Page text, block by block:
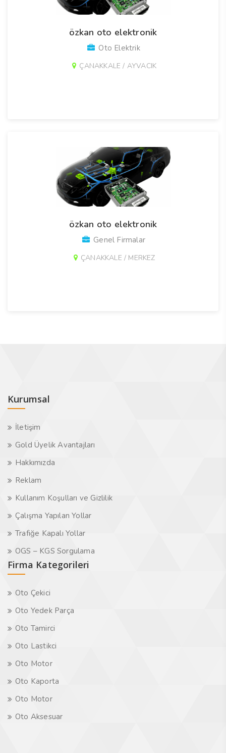
özkan oto elektronik
Oto Elektrik
ÇANAKKALE / AYVACIK
özkan oto elektronik
Genel Firmalar
ÇANAKKALE / MERKEZ
Kurumsal
İletişim
Gold Üyelik Avantajları
Hakkımızda
Reklam
Kullanım Koşulları ve Gizlilik
Çalışma Yapılan Yollar
Trafiğe Kapalı Yollar
OGS – KGS Sorgulama
Firma Kategorileri
Oto Çekici
Oto Yedek Parça
Oto Tamirci
Oto Lastikci
Oto Motor
Oto Kaporta
Oto Motor
Oto Aksesuar